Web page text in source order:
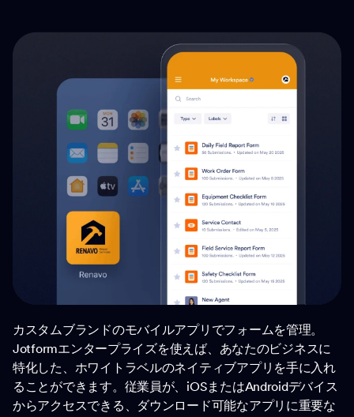
カスタムブランドのモバイルアプリでフォームを管理。
Jotformエンタープライズを使えば、あなたのビジネスに
特化した、ホワイトラベルのネイティブアプリを手に入れ
ることができます。従業員が、iOSまたはAndroidデバイス
からアクセスできる、ダウンロード可能なアプリに重要な